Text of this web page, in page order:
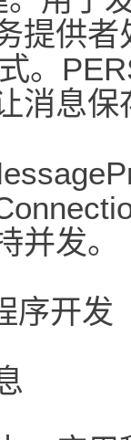
提供
。
消息保
并发。
开发